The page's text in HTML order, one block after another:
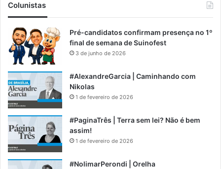
Colunistas
Pré-candidatos confirmam presença no 1º
final de semana de Suinofest
3 de junho de 2026
#AlexandreGarcia | Caminhando com
Nikolas
1 de fevereiro de 2026
#PaginaTrês | Terra sem lei? Não é bem
assim!
1 de fevereiro de 2026
#NolimarPerondi | Orelha